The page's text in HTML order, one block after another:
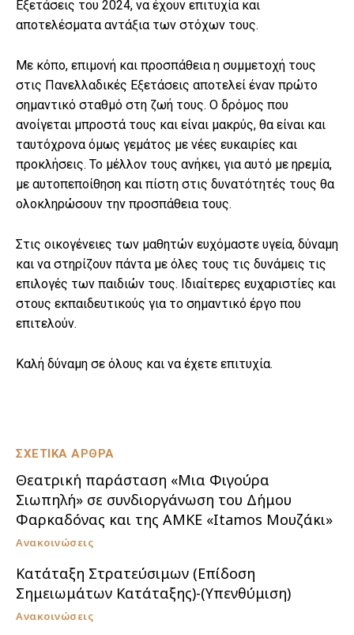
ΣΧΕΤΙΚΑ ΑΡΘΡΑ
Θεατρική παράσταση «Μια Φιγούρα
Σιωπηλή» σε συνδιοργάνωση του Δήμου
Φαρκαδόνας και της ΑΜΚΕ «Itamos Μουζάκι»
Ανακοινώσεις
Κατάταξη Στρατεύσιμων (Επίδοση
Σημειωμάτων Κατάταξης)-(Υπενθύμιση)
Ανακοινώσεις
Εξετάσεις του 2024, να έχουν επιτυχία και
αποτελέσματα αντάξια των στόχων τους.
Με κόπο, επιμονή και προσπάθεια η συμμετοχή τους
στις Πανελλαδικές Εξετάσεις αποτελεί έναν πρώτο
σημαντικό σταθμό στη ζωή τους. Ο δρόμος που
ανοίγεται μπροστά τους και είναι μακρύς, θα είναι και
ταυτόχρονα όμως γεμάτος με νέες ευκαιρίες και
προκλήσεις. Το μέλλον τους ανήκει, για αυτό με ηρεμία,
με αυτοπεποίθηση και πίστη στις δυνατότητές τους θα
ολοκληρώσουν την προσπάθεια τους.
Στις οικογένειες των μαθητών ευχόμαστε υγεία, δύναμη
και να στηρίζουν πάντα με όλες τους τις δυνάμεις τις
επιλογές των παιδιών τους. Ιδιαίτερες ευχαριστίες και
στους εκπαιδευτικούς για το σημαντικό έργο που
επιτελούν.
Καλή δύναμη σε όλους και να έχετε επιτυχία.